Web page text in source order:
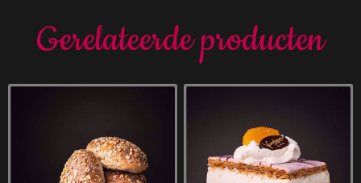
Gerelateerde producten